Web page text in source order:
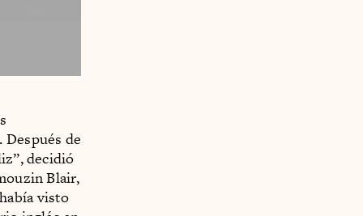
de
decidió
Blair,
visto